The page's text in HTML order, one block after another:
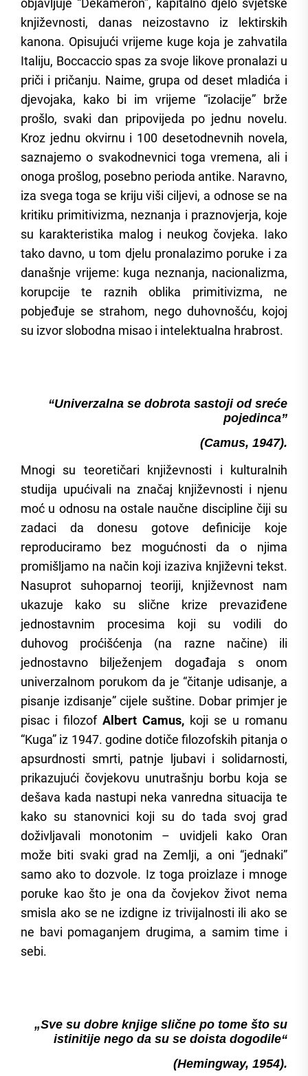
objavljuje “Dekameron”, kapitalno djelo svjetske
književnosti, danas neizostavno iz lektirskih
kanona. Opisujući vrijeme kuge koja je zahvatila
Italiju, Boccaccio spas za svoje likove pronalazi u
priči i pričanju. Naime, grupa od deset mladića i
djevojaka, kako bi im vrijeme “izolacije” brže
prošlo, svaki dan pripovijeda po jednu novelu.
Kroz jednu okvirnu i 100 desetodnevnih novela,
saznajemo o svakodnevnici toga vremena, ali i
onoga prošlog, posebno perioda antike. Naravno,
iza svega toga se kriju viši ciljevi, a odnose se na
kritiku primitivizma, neznanja i praznovjerja, koje
su karakteristika malog i neukog čovjeka. Iako
tako davno, u tom djelu pronalazimo poruke i za
današnje vrijeme: kuga neznanja, nacionalizma,
korupcije te raznih oblika primitivizma, ne
pobjeđuje se strahom, nego duhovnošću, kojoj
su izvor slobodna misao i intelektualna hrabrost.
“Univerzalna se dobrota sastoji od sreće
pojedinca”
(Camus, 1947).
Mnogi su teoretičari književnosti i kulturalnih
studija upućivali na značaj književnosti i njenu
moć u odnosu na ostale naučne discipline čiji su
zadaci da donesu gotove definicije koje
reproduciramo bez mogućnosti da o njima
promišljamo na način koji izaziva književni tekst.
Nasuprot suhoparnoj teoriji, književnost nam
ukazuje kako su slične krize prevaziđene
jednostavnim procesima koji su vodili do
duhovog proćišćenja (na razne načine) ili
jednostavno bilježenjem događaja s onom
univerzalnom porukom da je “čitanje udisanje, a
pisanje izdisanje” cijele suštine. Dobar primjer je
pisac i filozof Albert Camus, koji se u romanu
“Kuga” iz 1947. godine dotiče filozofskih pitanja o
apsurdnosti smrti, patnje ljubavi i solidarnosti,
prikazujući čovjekovu unutrašnju borbu koja se
dešava kada nastupi neka vanredna situacija te
kako su stanovnici koji su do tada svoj grad
doživljavali monotonim – uvidjeli kako Oran
može biti svaki grad na Zemlji, a oni “jednaki”
samo ako to dozvole. Iz toga proizlaze i mnoge
poruke kao što je ona da čovjekov život nema
smisla ako se ne izdigne iz trivijalnosti ili ako se
ne bavi pomaganjem drugima, a samim time i
sebi.
„Sve su dobre knjige slične po tome što su
istinitije nego da su se doista dogodile“
(Hemingway, 1954).